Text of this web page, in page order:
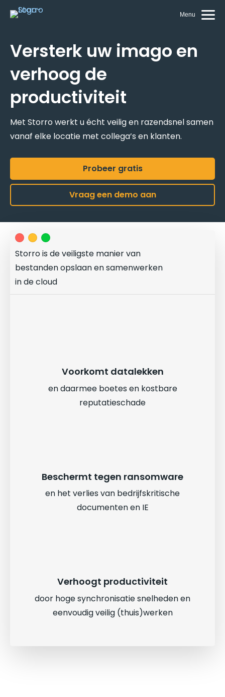
Menu
Versterk uw imago en
verhoog de
productiviteit
Met Storro werkt u écht veilig en razendsnel samen
vanaf elke locatie met collega’s en klanten.
Probeer gratis
Vraag een demo aan
Storro is de veiligste manier van
bestanden opslaan en samenwerken
in de cloud
Voorkomt datalekken
en daarmee boetes en kostbare
reputatieschade
Beschermt tegen ransomware
en het verlies van bedrijfskritische
documenten en IE
Verhoogt productiviteit
door hoge synchronisatie snelheden en
eenvoudig veilig (thuis)werken